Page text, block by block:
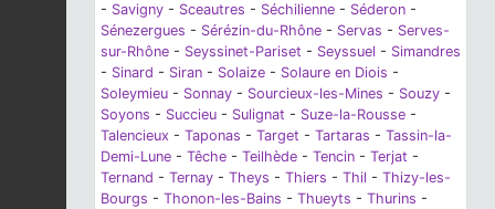
- Savigny - Sceautres - Séchilienne - Séderon -
Sénezergues - Sérézin-du-Rhône - Servas - Serves-
sur-Rhône - Seyssinet-Pariset - Seyssuel - Simandres
- Sinard - Siran - Solaize - Solaure en Diois -
Soleymieu - Sonnay - Sourcieux-les-Mines - Souzy -
Soyons - Succieu - Sulignat - Suze-la-Rousse -
Talencieux - Taponas - Target - Tartaras - Tassin-la-
Demi-Lune - Têche - Teilhède - Tencin - Terjat -
Ternand - Ternay - Theys - Thiers - Thil - Thizy-les-
Bourgs - Thonon-les-Bains - Thueyts - Thurins -